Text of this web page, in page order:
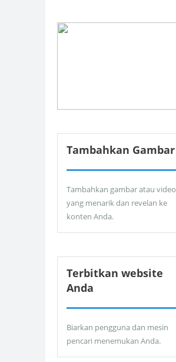
Tambahkan Gambar
Tambahkan gambar atau video
yang menarik dan revelan ke
konten Anda.
Terbitkan website
Anda
Biarkan pengguna dan mesin
pencari menemukan Anda.